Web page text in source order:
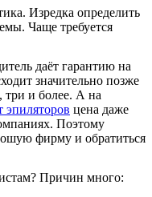
ВОЗДУХА
В
Изредка определить
Чаще требуется
даёт гарантию на
значительно позже
три и более. А на
эпиляторов цена даже
Поэтому
фирму и обратиться
Причин много: